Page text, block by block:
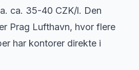
ca. 35-40 CZK/l. Den
Prag Lufthavn, hvor flere
har kontorer direkte i